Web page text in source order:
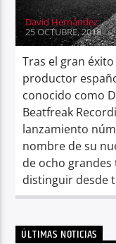
David Hernández
25 OCTUBRE, 2018
Tras el gran éxito
productor
conocido como
Beatfreak
lanzamiento
nombre de su
de ocho
distinguir desde
ÚLTIMAS NOTICIAS